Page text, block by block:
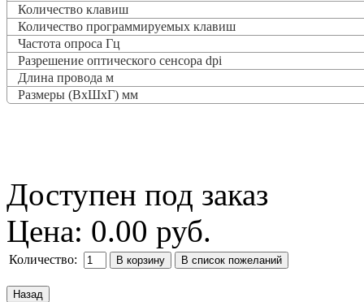
Количество клавиш
Количество программируемых клавиш
Частота опроса Гц
Разрешение оптического сенсора dpi
Длина провода м
Размеры (ВxШxГ) мм
Доступен под заказ
Цена: 0.00 руб.
Количество: